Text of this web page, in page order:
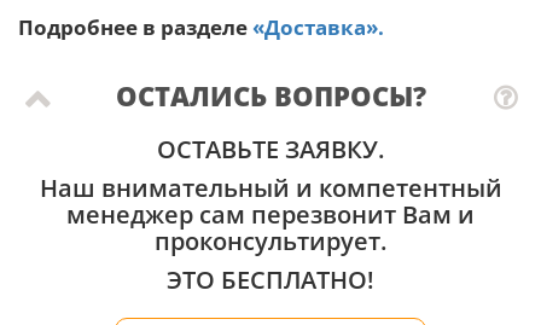
Подробнее в разделе «Доставка».
ОСТАЛИСЬ ВОПРОСЫ?
ОСТАВЬТЕ ЗАЯВКУ.
Наш внимательный и компетентный
менеджер сам перезвонит Вам и
проконсультирует.
ЭТО БЕСПЛАТНО!